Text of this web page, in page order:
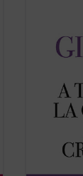
es el
a las
Luigi
(ver ficha)